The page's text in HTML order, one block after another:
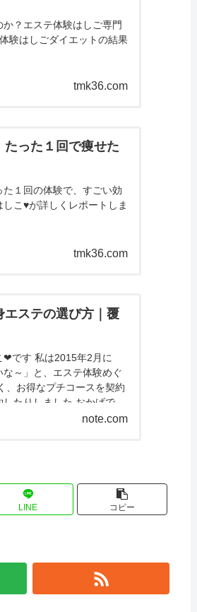
？エステ体験はしご専門
験はしごダイエットの結果
tmk36.com
った１回で痩せた
１回の体験で、すごい効
こ♥が詳しくレポートしま
tmk36.com
ステの選び方｜覆
❤です 私は2015年2月に
な～」と、エステ体験めぐ
、お得なプチコースを契約
たりしました おかげで、
note.com
LINE コピー